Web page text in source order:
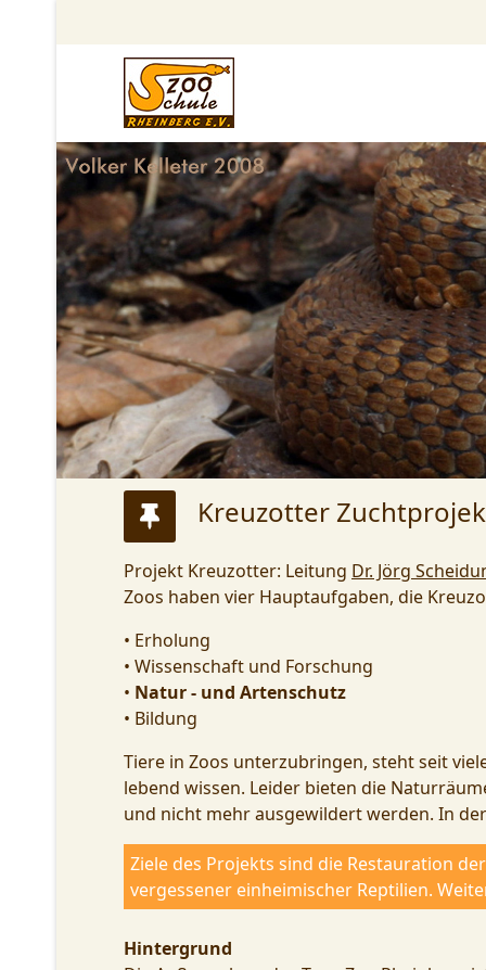
Kreuzotter
Projekt Kreuzotter: Leitung Dr. Jörg
Zoos haben vier Hauptaufgaben, die
• Erholung
• Wissenschaft und Forschung
• Natur - und Artenschutz
• Bildung
Tiere in Zoos unterzubringen, steht seit
lebend wissen. Leider bieten die
und nicht mehr ausgewildert werden. In
Ziele des Projekts sind die Restauration
vergessener einheimischer Reptilien.
Hintergrund